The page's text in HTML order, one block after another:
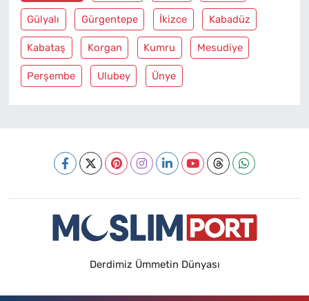
Gülyalı Gürgentepe İkizce Kabadüz
Kabataş Korgan Kumru Mesudiye
Perşembe Ulubey Ünye
Derdimiz Ümmetin Dünyası